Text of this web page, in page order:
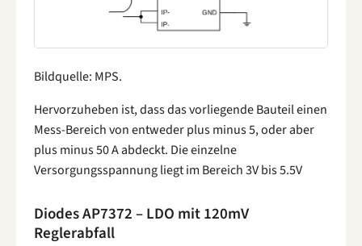
Bildquelle: MPS.
Hervorzuheben ist, dass das vorliegende Bauteil einen
Mess-Bereich von entweder plus minus 5, oder aber
plus minus 50 A abdeckt. Die einzelne
Versorgungsspannung liegt im Bereich 3V bis 5.5V
Diodes AP7372 – LDO mit 120mV
Reglerabfall